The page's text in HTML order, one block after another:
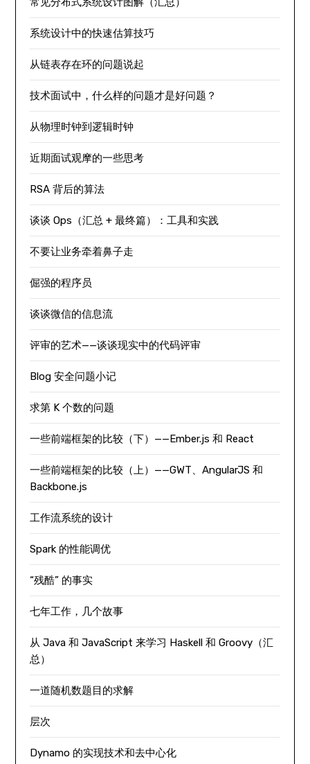
系统设计中的快速估算技巧
从链表存在环的问题说起
技术面试中，什么样的问题才是好问题？
从物理时钟到逻辑时钟
近期面试观摩的一些思考
RSA 背后的算法
谈谈 Ops（汇总 + 最终篇）：工具和实践
不要让业务牵着鼻子走
倔强的程序员
谈谈微信的信息流
评审的艺术——谈谈现实中的代码评审
Blog 安全问题小记
求第 K 个数的问题
一些前端框架的比较（下）——Ember.js 和 React
一些前端框架的比较（上）——GWT、AngularJS 和
Backbone.js
工作流系统的设计
Spark 的性能调优
“残酷” 的事实
七年工作，几个故事
从 Java 和 JavaScript 来学习 Haskell 和 Groovy（汇
总）
一道随机数题目的求解
层次
Dynamo 的实现技术和去中心化